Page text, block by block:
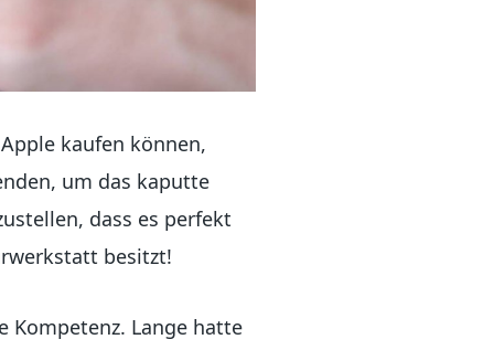
kaufen können,
um das kaputte
dass es perfekt
besitzt!
Kompetenz. Lange hatte